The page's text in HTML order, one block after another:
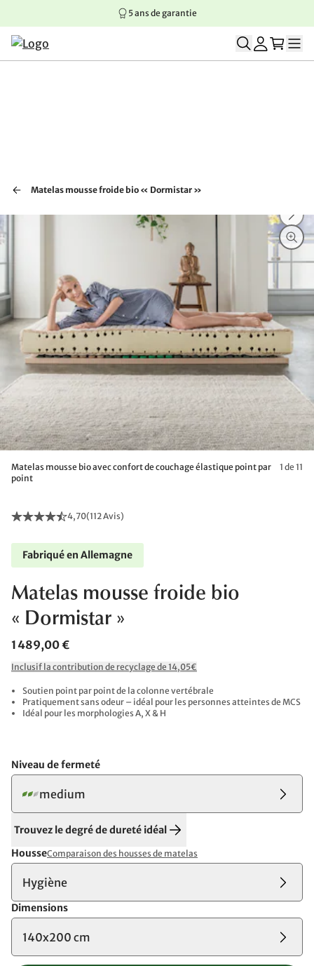
Aller au contenu principal
Aller à la navigation principale
Aller au pied de page
5 ans de garantie
Matelas mousse froide bio « Dormistar »
Matelas mousse bio avec confort de couchage élastique point par
point
1 de 11
4,70(112 Avis)
Fabriqué en Allemagne
Matelas mousse froide bio
« Dormistar »
1 489,00 €
Inclusif la contribution de recyclage de 14,05€
Soutien point par point de la colonne vertébrale
Pratiquement sans odeur – idéal pour les personnes atteintes de MCS
Idéal pour les morphologies A, X & H
Niveau de fermeté
medium
Trouvez le degré de dureté idéal
HousseComparaison des housses de matelas
Hygiène
Dimensions
140x200 cm